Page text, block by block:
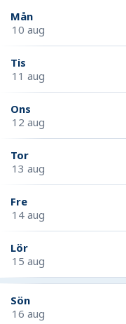
Mån
10 aug
Tis
11 aug
Ons
12 aug
Tor
13 aug
Fre
14 aug
Lör
15 aug
Sön
16 aug